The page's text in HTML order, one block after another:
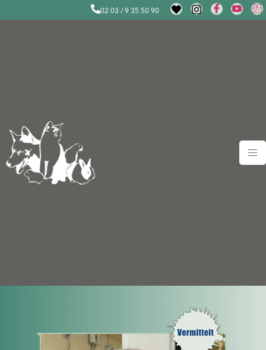
02 03 / 9 35 50 90